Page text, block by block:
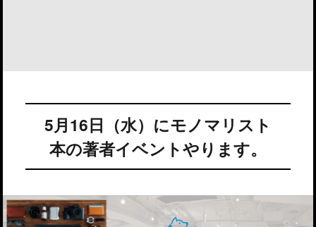
5月16日（水）にモノマリスト
本の著者イベントやります。